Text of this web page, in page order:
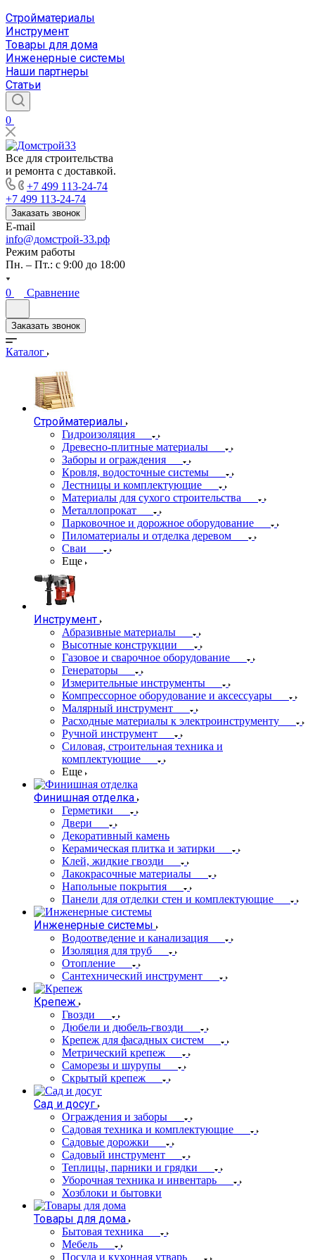
Стройматериалы
Инструмент
Товары для дома
Инженерные системы
Наши партнеры
Статьи
0
Все для строительства
и ремонта с доставкой.
+7 499 113-24-74
+7 499 113-24-74
Заказать звонок
E-mail
info@домстрой-33.рф
Режим работы
Пн. – Пт.: с 9:00 до 18:00
0 Сравнение
Заказать звонок
Каталог
Стройматериалы
Гидроизоляция
Древесно-плитные материалы
Заборы и ограждения
Кровля, водосточные системы
Лестницы и комплектующие
Материалы для сухого строительства
Металлопрокат
Парковочное и дорожное оборудование
Пиломатериалы и отделка деревом
Сваи
Еще
Инструмент
Абразивные материалы
Высотные конструкции
Газовое и сварочное оборудование
Генераторы
Измерительные инструменты
Компрессорное оборудование и аксессуары
Малярный инструмент
Расходные материалы к электроинструменту
Ручной инструмент
Силовая, строительная техника и
комплектующие
Еще
Финишная отделка
Герметики
Двери
Декоративный камень
Керамическая плитка и затирки
Клей, жидкие гвозди
Лакокрасочные материалы
Напольные покрытия
Панели для отделки стен и комплектующие
Инженерные системы
Водоотведение и канализация
Изоляция для труб
Отопление
Сантехнический инструмент
Крепеж
Гвозди
Дюбели и дюбель-гвозди
Крепеж для фасадных систем
Метрический крепеж
Саморезы и шурупы
Скрытый крепеж
Сад и досуг
Ограждения и заборы
Садовая техника и комплектующие
Садовые дорожки
Садовый инструмент
Теплицы, парники и грядки
Уборочная техника и инвентарь
Хозблоки и бытовки
Товары для дома
Бытовая техника
Мебель
Посуда и кухонная утварь